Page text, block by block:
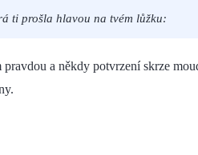
ti prošla hlavou na tvém lůžku:
a někdy potvrzení skrze